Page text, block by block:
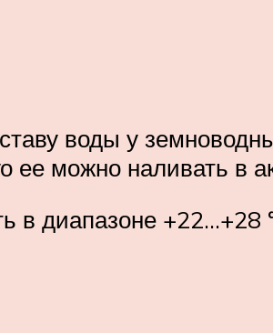
воды у
ее можно наливать в
в диапазоне +22…+28